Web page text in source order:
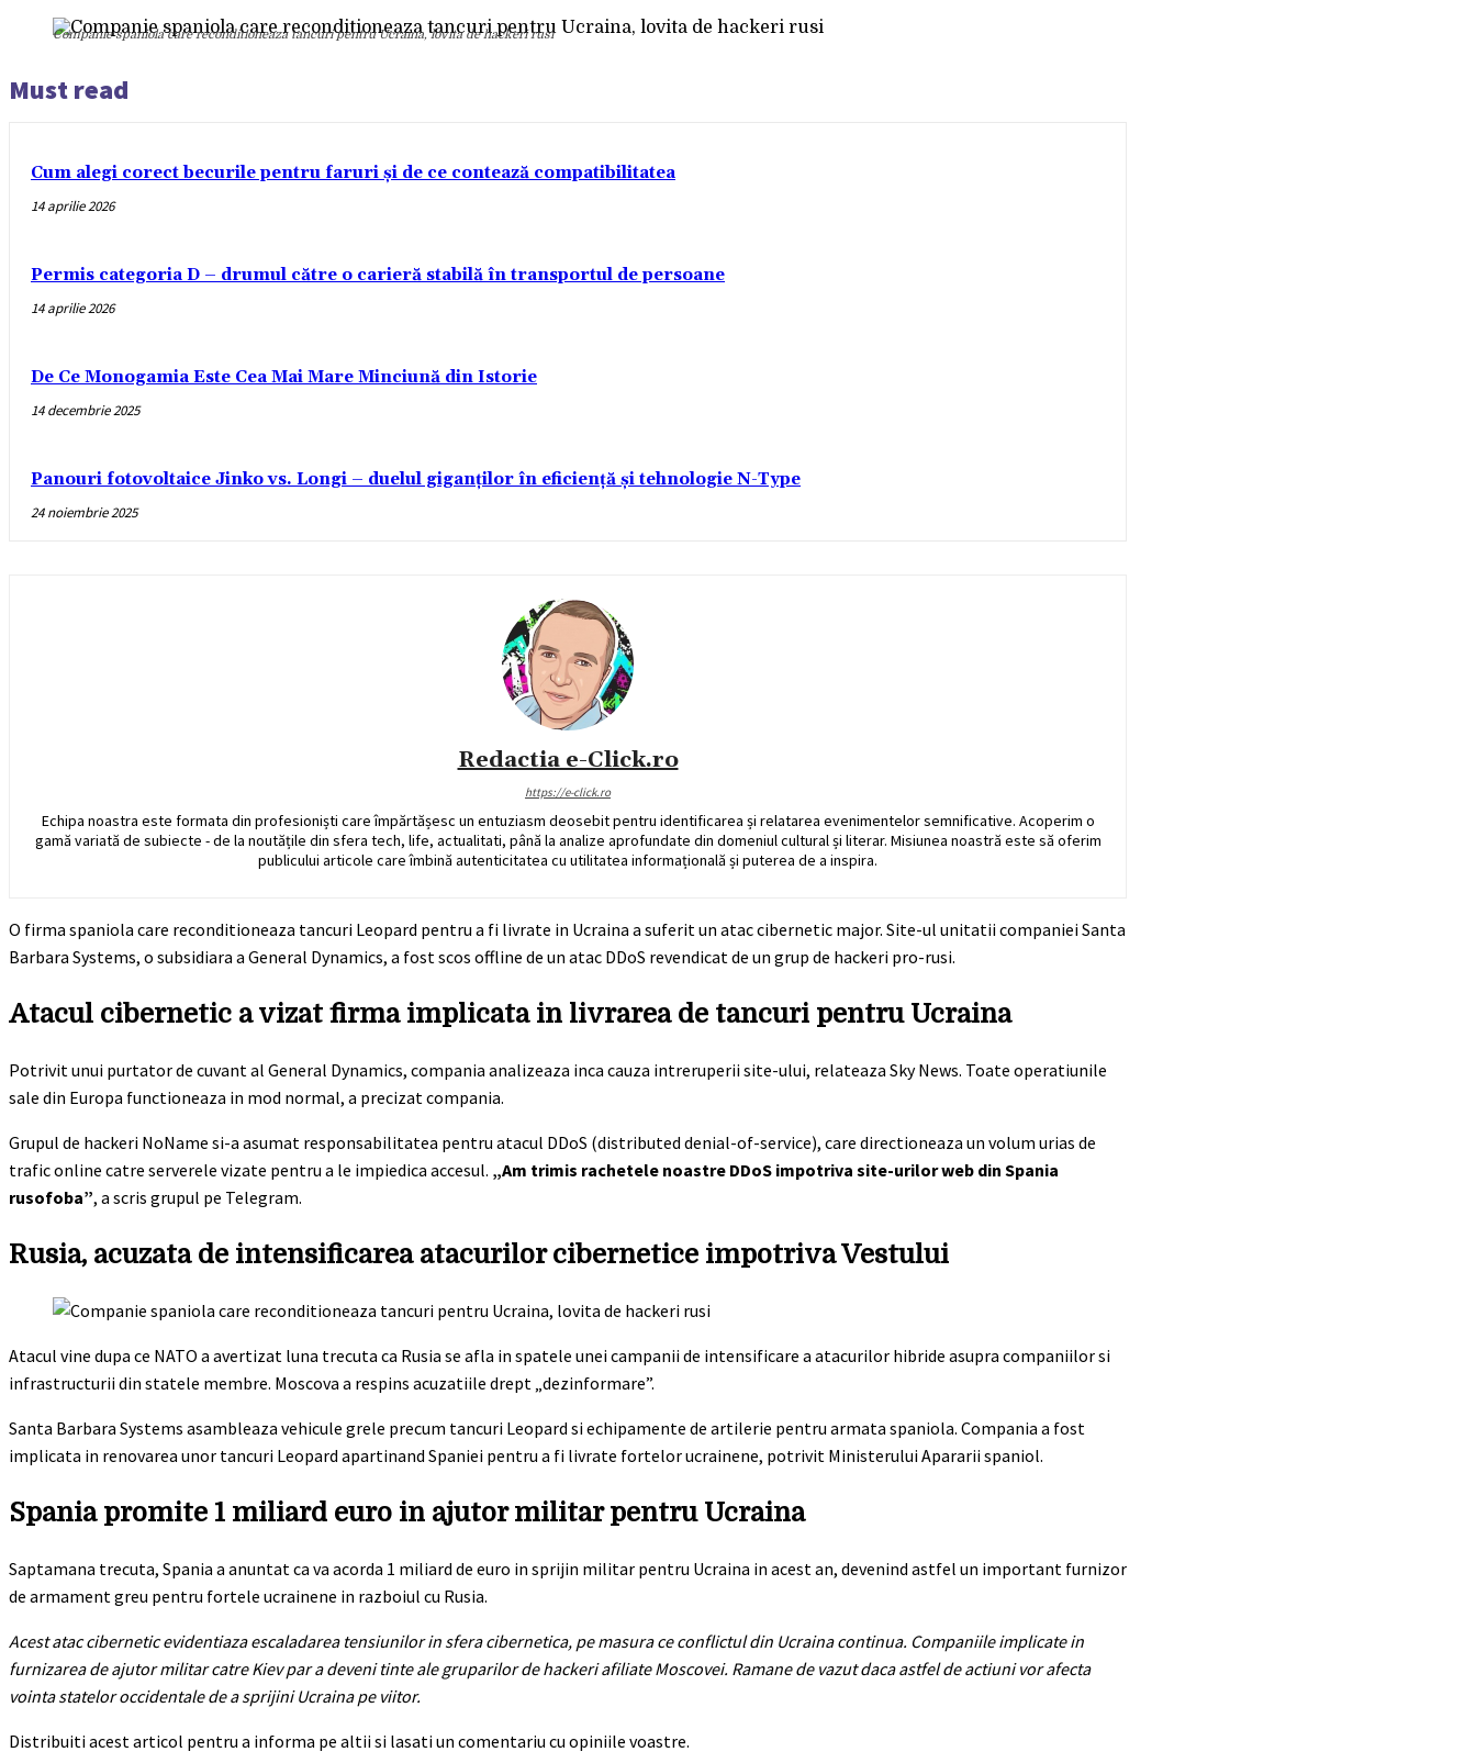
Companie spaniola care reconditioneaza tancuri pentru Ucraina, lovita de hackeri rusi
Must read
Cum alegi corect becurile pentru faruri și de ce contează compatibilitatea
14 aprilie 2026
Permis categoria D – drumul către o carieră stabilă în transportul de persoane
14 aprilie 2026
De Ce Monogamia Este Cea Mai Mare Minciună din Istorie
14 decembrie 2025
Panouri fotovoltaice Jinko vs. Longi – duelul giganților în eficiență și tehnologie N-Type
24 noiembrie 2025
Redactia e-Click.ro
https://e-click.ro
Echipa noastra este formata din profesioniști care împărtășesc un entuziasm deosebit pentru identificarea și relatarea evenimentelor semnificative. Acoperim o
gamă variată de subiecte - de la noutățile din sfera tech, life, actualitati, până la analize aprofundate din domeniul cultural și literar. Misiunea noastră este să oferim
publicului articole care îmbină autenticitatea cu utilitatea informațională și puterea de a inspira.
O firma spaniola care reconditioneaza tancuri Leopard pentru a fi livrate in Ucraina a suferit un atac cibernetic major. Site-ul unitatii companiei Santa
Barbara Systems, o subsidiara a General Dynamics, a fost scos offline de un atac DDoS revendicat de un grup de hackeri pro-rusi.
Atacul cibernetic a vizat firma implicata in livrarea de tancuri pentru Ucraina
Potrivit unui purtator de cuvant al General Dynamics, compania analizeaza inca cauza intreruperii site-ului, relateaza Sky News. Toate operatiunile
sale din Europa functioneaza in mod normal, a precizat compania.
Grupul de hackeri NoName si-a asumat responsabilitatea pentru atacul DDoS (distributed denial-of-service), care directioneaza un volum urias de
trafic online catre serverele vizate pentru a le impiedica accesul. „Am trimis rachetele noastre DDoS impotriva site-urilor web din Spania
rusofoba”, a scris grupul pe Telegram.
Rusia, acuzata de intensificarea atacurilor cibernetice impotriva Vestului
Atacul vine dupa ce NATO a avertizat luna trecuta ca Rusia se afla in spatele unei campanii de intensificare a atacurilor hibride asupra companiilor si
infrastructurii din statele membre. Moscova a respins acuzatiile drept „dezinformare”.
Santa Barbara Systems asambleaza vehicule grele precum tancuri Leopard si echipamente de artilerie pentru armata spaniola. Compania a fost
implicata in renovarea unor tancuri Leopard apartinand Spaniei pentru a fi livrate fortelor ucrainene, potrivit Ministerului Apararii spaniol.
Spania promite 1 miliard euro in ajutor militar pentru Ucraina
Saptamana trecuta, Spania a anuntat ca va acorda 1 miliard de euro in sprijin militar pentru Ucraina in acest an, devenind astfel un important furnizor
de armament greu pentru fortele ucrainene in razboiul cu Rusia.
Acest atac cibernetic evidentiaza escaladarea tensiunilor in sfera cibernetica, pe masura ce conflictul din Ucraina continua. Companiile implicate in
furnizarea de ajutor militar catre Kiev par a deveni tinte ale gruparilor de hackeri afiliate Moscovei. Ramane de vazut daca astfel de actiuni vor afecta
vointa statelor occidentale de a sprijini Ucraina pe viitor.
Distribuiti acest articol pentru a informa pe altii si lasati un comentariu cu opiniile voastre.